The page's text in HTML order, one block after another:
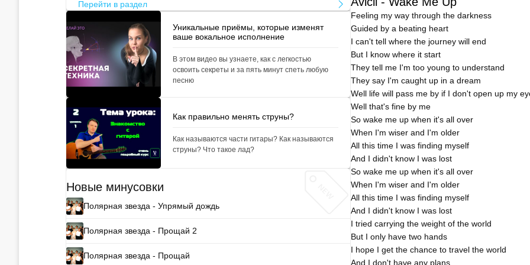
Перейти в раздел
Уникальные приёмы, которые изменят
ваше вокальное исполнение
В этом видео вы узнаете, как с легкостью
освоить секреты и за пять минут спеть любую
песню
Как правильно менять струны?
Как называются части гитары? Как называются
струны? Что такое лад?
Новые минусовки
Полярная звезда - Упрямый дождь
Полярная звезда - Прощай 2
Полярная звезда - Прощай
Feeling my way through the darkness
Guided by a beating heart
I can't tell where the journey will end
But I know where it start
They tell me I'm too young to understand
They say I'm caught up in a dream
Well life will pass me by if I don't open up my
Well that's fine by me
So wake me up when it's all over
When I'm wiser and I'm older
All this time I was finding myself
And I didn't know I was lost
So wake me up when it's all over
When I'm wiser and I'm older
All this time I was finding myself
And I didn't know I was lost
I tried carrying the weight of the world
But I only have two hands
I hope I get the chance to travel the world
And I don't have any plans